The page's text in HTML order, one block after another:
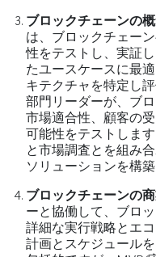
ブロックチェーンの
は、ブロックチェー
性をテストし、実証
たユースケースに最
キテクチャを特定し
部門リーダーが、ブ
市場適合性、顧客の
可能性をテストしま
と市場調査とを組み
ソリューションを構
ブロックチェーンの
ーと協働して、ブロ
詳細な実行戦略とエ
計画とスケジュール